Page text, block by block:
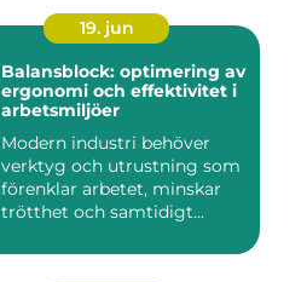
19. jun
Balansblock: optimering av
ergonomi och effektivitet i
arbetsmiljöer
Modern industri behöver
verktyg och utrustning som
förenklar arbetet, minskar
trötthet och samtidigt...